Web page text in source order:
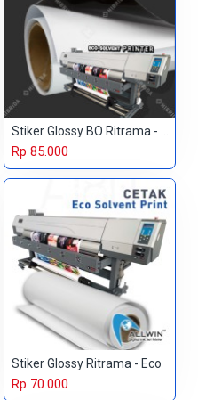
Stiker Glossy BO Ritrama - Eco
Rp 85.000
Stiker Glossy Ritrama - Eco
Rp 70.000